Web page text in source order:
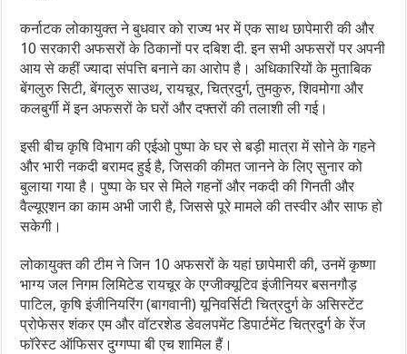
कर्नाटक लोकायुक्त ने बुधवार को राज्य भर में एक साथ छापेमारी की और
10 सरकारी अफसरों के ठिकानों पर दबिश दी. इन सभी अफसरों पर अपनी
आय से कहीं ज्यादा संपत्ति बनाने का आरोप है। अधिकारियों के मुताबिक
बेंगलुरु सिटी, बेंगलुरु साउथ, रायचूर, चित्रदुर्ग, तुमकुरु, शिवमोगा और
कलबुर्गी में इन अफसरों के घरों और दफ्तरों की तलाशी ली गई।
इसी बीच कृषि विभाग की एईओ पुष्पा के घर से बड़ी मात्रा में सोने के गहने
और भारी नकदी बरामद हुई है, जिसकी कीमत जानने के लिए सुनार को
बुलाया गया है। पुष्पा के घर से मिले गहनों और नकदी की गिनती और
वैल्यूएशन का काम अभी जारी है, जिससे पूरे मामले की तस्वीर और साफ हो
सकेगी।
लोकायुक्त की टीम ने जिन 10 अफसरों के यहां छापेमारी की, उनमें कृष्णा
भाग्य जल निगम लिमिटेड रायचूर के एग्जीक्यूटिव इंजीनियर बसनगौड़
पाटिल, कृषि इंजीनियरिंग (बागवानी) यूनिवर्सिटी चित्रदुर्ग के असिस्टेंट
प्रोफेसर शंकर एम और वॉटरशेड डेवलपमेंट डिपार्टमेंट चित्रदुर्ग के रेंज
फॉरेस्ट ऑफिसर दुग्गप्पा बी एच शामिल हैं।